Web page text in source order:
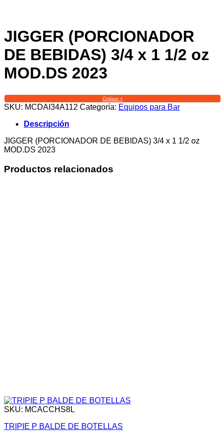
JIGGER (PORCIONADOR
DE BEBIDAS) 3/4 x 1 1/2 oz
MOD.DS 2023
Cotizar +
SKU: MCDAI34A112 Categoría: Equipos para Bar
Descripción
JIGGER (PORCIONADOR DE BEBIDAS) 3/4 x 1 1/2 oz
MOD.DS 2023
Productos relacionados
SKU: MCACCHS8L
TRIPIE P BALDE DE BOTELLAS